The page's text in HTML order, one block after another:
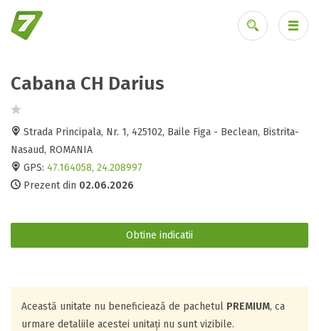
Cabana CH Darius
Strada Principala, Nr. 1, 425102, Baile Figa - Beclean, Bistrita-
Nasaud, ROMANIA
GPS: 47.164058, 24.208997
Prezent din 02.06.2026
Obtine indicatii
Această unitate nu beneficiează de pachetul PREMIUM, ca
urmare detaliile acestei unitați nu sunt vizibile.